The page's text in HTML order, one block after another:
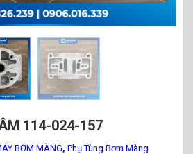
114-024-157
BƠM MÀNG, Phụ Tùng Bơm Màng